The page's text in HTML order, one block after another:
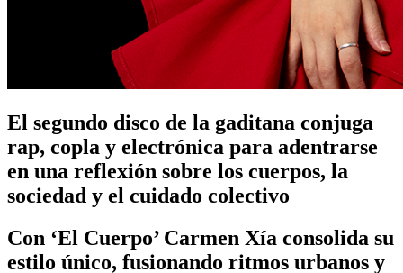
El segundo disco de la gaditana conjuga
rap, copla y electrónica para adentrarse
en una reflexión sobre los cuerpos, la
sociedad y el cuidado colectivo
Con ‘El Cuerpo’ Carmen Xía consolida su
estilo único, fusionando ritmos urbanos y